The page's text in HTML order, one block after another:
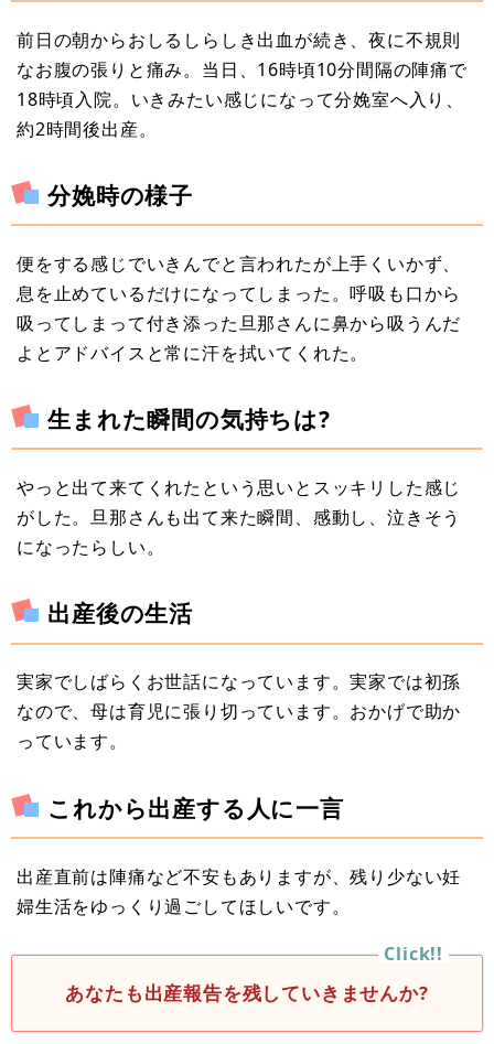
前日の朝からおしるしらしき出血が続き、夜に不規則
なお腹の張りと痛み。当日、16時頃10分間隔の陣痛で
18時頃入院。いきみたい感じになって分娩室へ入り、
約2時間後出産。
分娩時の様子
便をする感じでいきんでと言われたが上手くいかず、
息を止めているだけになってしまった。呼吸も口から
吸ってしまって付き添った旦那さんに鼻から吸うんだ
よとアドバイスと常に汗を拭いてくれた。
生まれた瞬間の気持ちは?
やっと出て来てくれたという思いとスッキリした感じ
がした。旦那さんも出て来た瞬間、感動し、泣きそう
になったらしい。
出産後の生活
実家でしばらくお世話になっています。実家では初孫
なので、母は育児に張り切っています。おかげで助か
っています。
これから出産する人に一言
出産直前は陣痛など不安もありますが、残り少ない妊
婦生活をゆっくり過ごしてほしいです。
あなたも出産報告を残していきませんか?